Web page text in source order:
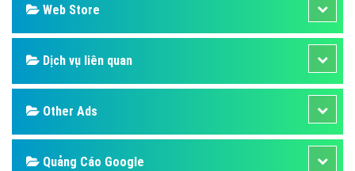
Web Store
Dịch vụ liên quan
Other Ads
Quảng Cáo Google